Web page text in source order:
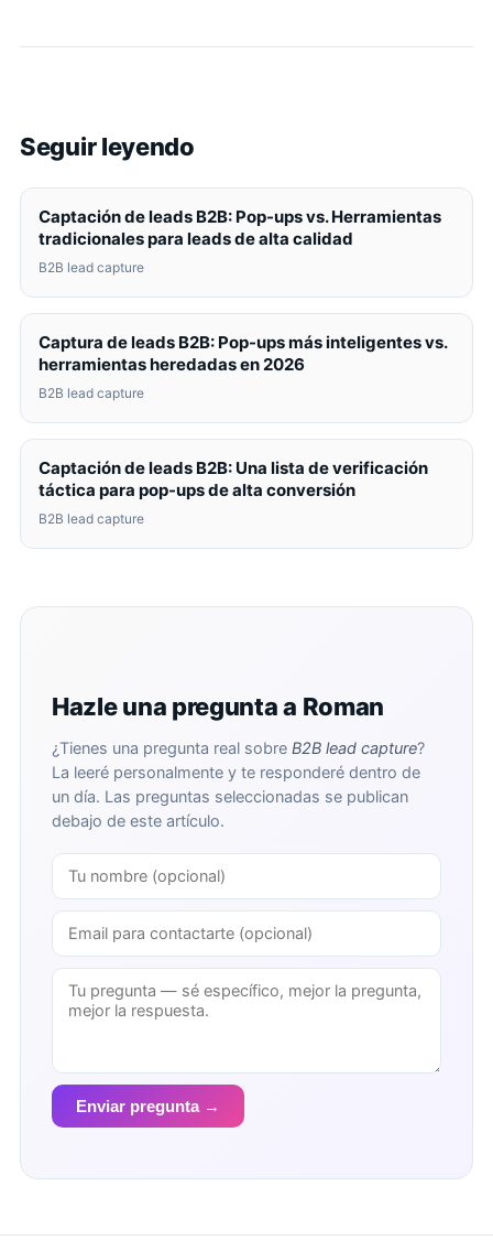
Seguir leyendo
Captación de leads B2B: Pop-ups vs. Herramientas
tradicionales para leads de alta calidad
B2B lead capture
Captura de leads B2B: Pop-ups más inteligentes vs.
herramientas heredadas en 2026
B2B lead capture
Captación de leads B2B: Una lista de verificación
táctica para pop-ups de alta conversión
B2B lead capture
Hazle una pregunta a Roman
¿Tienes una pregunta real sobre B2B lead capture?
La leeré personalmente y te responderé dentro de
un día. Las preguntas seleccionadas se publican
debajo de este artículo.
Enviar pregunta →